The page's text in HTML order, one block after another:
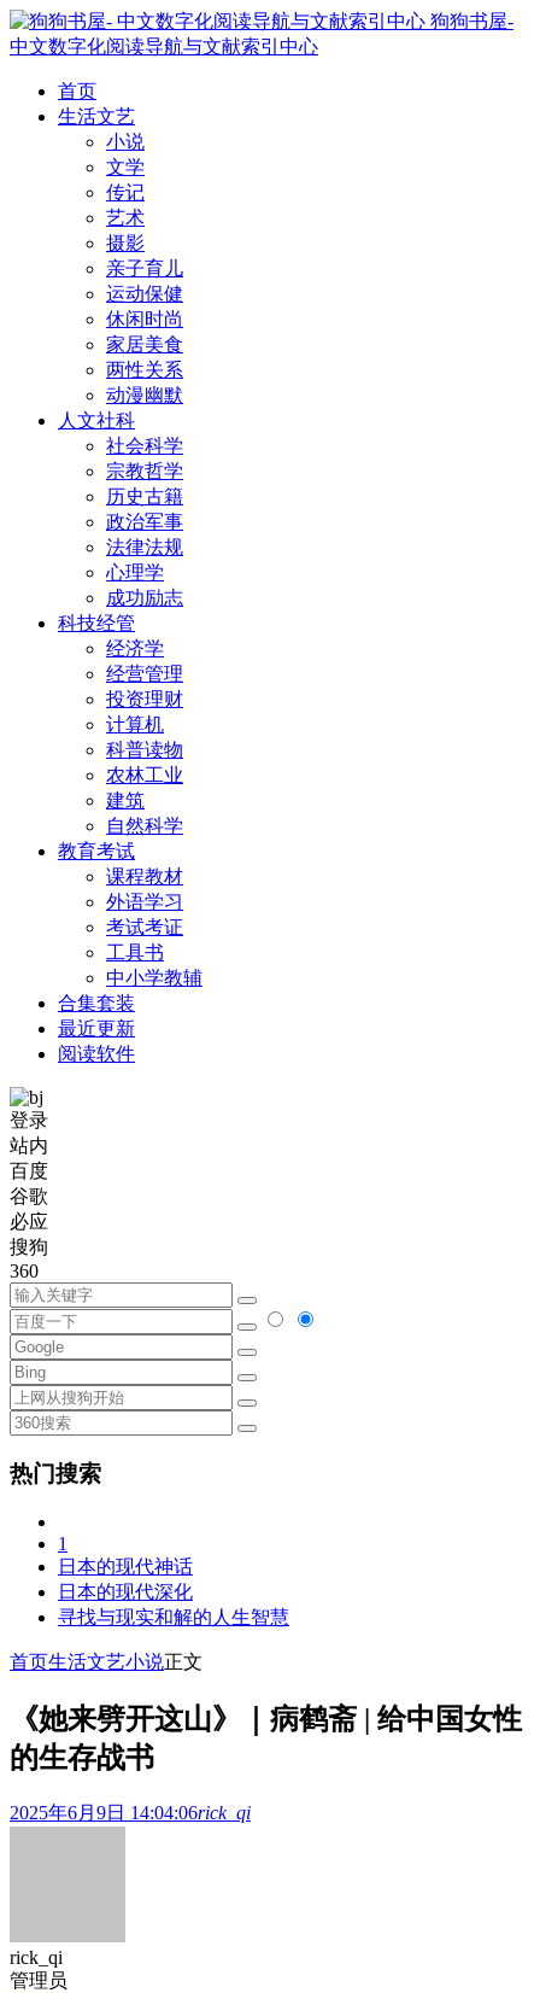
狗狗书屋-
中文数字化阅读导航与文献索引中心
首页
生活文艺
小说
文学
传记
艺术
摄影
亲子育儿
运动保健
休闲时尚
家居美食
两性关系
动漫幽默
人文社科
社会科学
宗教哲学
历史古籍
政治军事
法律法规
心理学
成功励志
科技经管
经济学
经营管理
投资理财
计算机
科普读物
农林工业
建筑
自然科学
教育考试
课程教材
外语学习
考试考证
工具书
中小学教辅
合集套装
最近更新
阅读软件
登录
站内
百度
谷歌
必应
搜狗
360
热门搜索
1
日本的现代神话
日本的现代深化
寻找与现实和解的人生智慧
首页生活文艺小说正文
《她来劈开这山》｜病鹤斋 | 给中国女性
的生存战书
2025年6月9日 14:04:06rick_qi
rick_qi
管理员